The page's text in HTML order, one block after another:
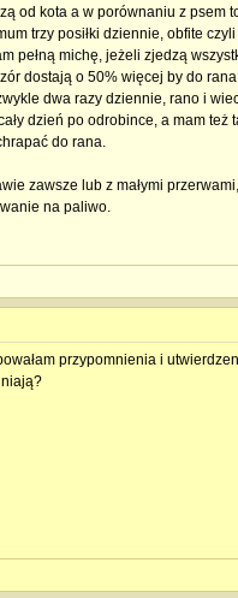
od kota a w porównaniu z psem
trzy posiłki dziennie, obfite
pełną michę, jeżeli zjedzą
dostają o 50% więcej by do rana
dwa razy dziennie, rano i
dzień po odrobince, a mam też
do rana.
zawsze lub z małymi
na paliwo.
przypomnienia i